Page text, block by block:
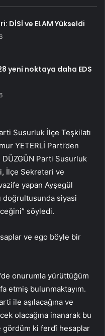
DİSİ ve ELAM Yükseldi
yeni noktaya daha EDS
Susurluk İlçe Teşkilatı
YETERLİ Parti’den
DÜZGÜN Parti Susurluk
İlçe Sekreteri ve
yapan Ayşegül
doğrultusunda siyasi
söyledi.
ve ego böyle bir
onurumla yürüttüğüm
etmiş bulunmaktayım.
ile aşılacağına ve
olacağına inanarak bu
gördüm ki ferdî hesaplar